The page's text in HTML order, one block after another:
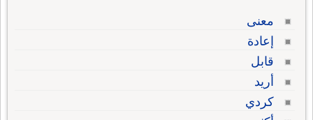
معنى
إعادة
قابل
أريد
كردي